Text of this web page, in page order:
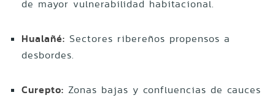
de mayor vulnerabilidad habitacional.
Hualañé: Sectores ribereños propensos a
desbordes.
Curepto: Zonas bajas y confluencias de cauces